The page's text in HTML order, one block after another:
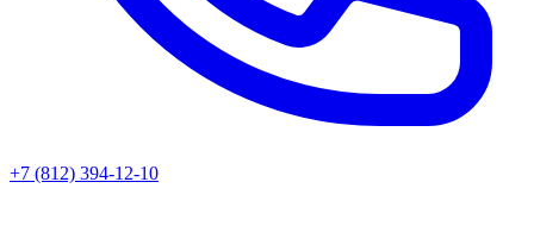
+7 (812) 394-12-10